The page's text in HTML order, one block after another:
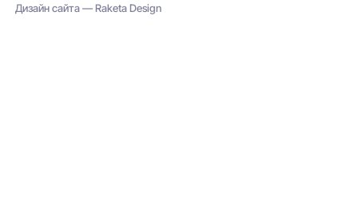
Дизайн сайта — Raketa Design